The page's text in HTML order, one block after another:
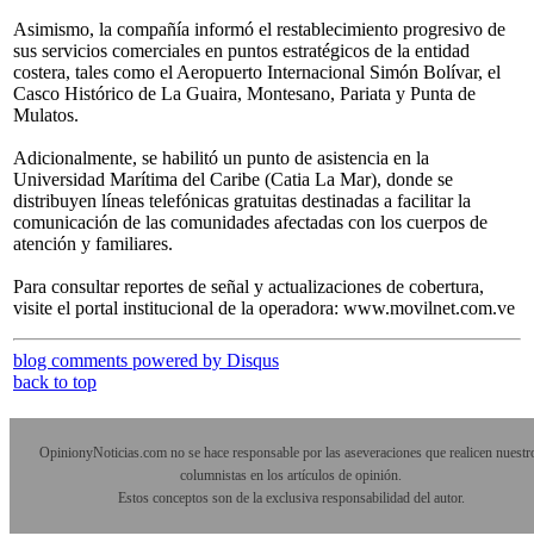
Asimismo, la compañía informó el restablecimiento progresivo de
sus servicios comerciales en puntos estratégicos de la entidad
costera, tales como el Aeropuerto Internacional Simón Bolívar, el
Casco Histórico de La Guaira, Montesano, Pariata y Punta de
Mulatos.
Adicionalmente, se habilitó un punto de asistencia en la
Universidad Marítima del Caribe (Catia La Mar), donde se
distribuyen líneas telefónicas gratuitas destinadas a facilitar la
comunicación de las comunidades afectadas con los cuerpos de
atención y familiares.
Para consultar reportes de señal y actualizaciones de cobertura,
visite el portal institucional de la operadora: www.movilnet.com.ve
blog comments powered by Disqus
back to top
OpinionyNoticias.com no se hace responsable por las aseveraciones que realicen
columnistas en los artículos de opinión.
Estos conceptos son de la exclusiva responsabilidad del autor.